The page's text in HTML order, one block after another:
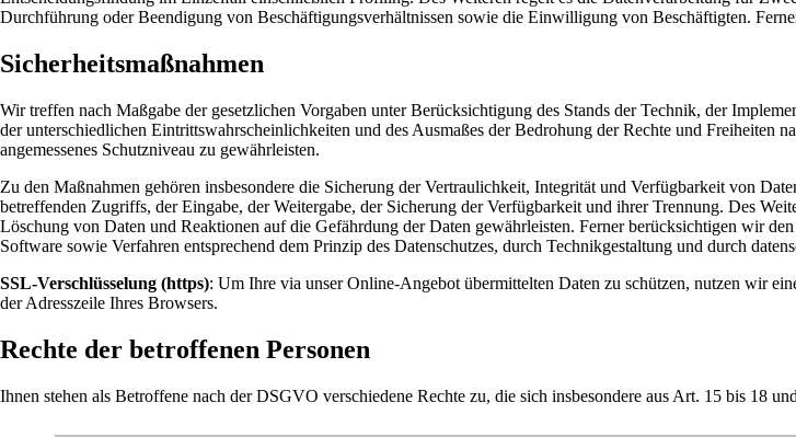
Durchführung oder Beendigung von Beschäftigungsverhältnissen sowie die Einwilligung von Beschäftigten.
Sicherheitsmaßnahmen
Wir treffen nach Maßgabe der gesetzlichen Vorgaben unter Berücksichtigung des Stands der Technik, der
der unterschiedlichen Eintrittswahrscheinlichkeiten und des Ausmaßes der Bedrohung der Rechte und Freiheiten
angemessenes Schutzniveau zu gewährleisten.
Zu den Maßnahmen gehören insbesondere die Sicherung der Vertraulichkeit, Integrität und Verfügbarkeit von
betreffenden Zugriffs, der Eingabe, der Weitergabe, der Sicherung der Verfügbarkeit und ihrer Trennung. Des
Löschung von Daten und Reaktionen auf die Gefährdung der Daten gewährleisten. Ferner berücksichtigen wir
Software sowie Verfahren entsprechend dem Prinzip des Datenschutzes, durch Technikgestaltung und durch
SSL-Verschlüsselung (https): Um Ihre via unser Online-Angebot übermittelten Daten zu schützen, nutzen wir
der Adresszeile Ihres Browsers.
Rechte der betroffenen Personen
Ihnen stehen als Betroffene nach der DSGVO verschiedene Rechte zu, die sich insbesondere aus Art. 15 bis 18